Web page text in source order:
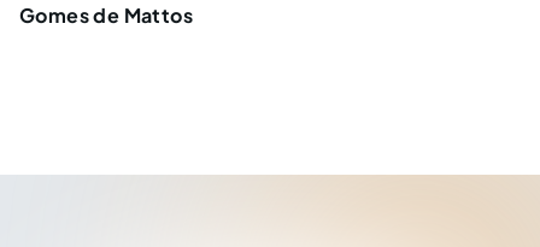
Gomes de Mattos